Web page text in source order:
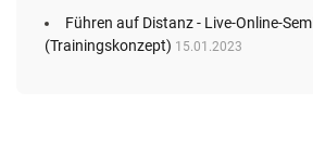
Führen auf Distanz - Live-Online-
(Trainingskonzept) 15.01.2023